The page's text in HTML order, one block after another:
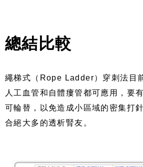
總結比較
繩梯式（Rope Ladder）穿刺法目
人工血管和自體瘻管都可應用，要
可輪替，以免造成小區域的密集打
合絕大多的透析腎友。